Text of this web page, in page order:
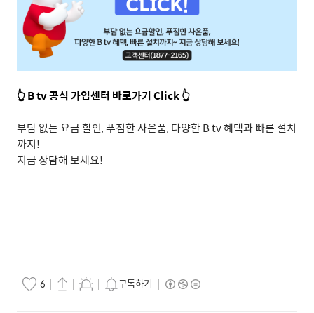
👆 B tv 공식 가입센터 바로가기 Click 👆
부담 없는 요금 할인,푸짐한 사은품,다양한B tv혜택과 빠른 설치
까지!
지금 상담해 보세요!
6 구독하기